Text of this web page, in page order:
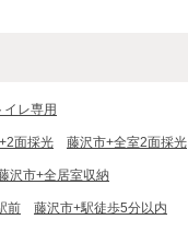
レ専用
面採光 藤沢市+全室2面採光
沢市+全居室収納
前 藤沢市+駅徒歩5分以内